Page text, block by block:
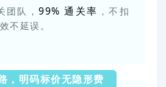
团队，99% 通关率 ，不扣
不延误。
，明码标价无隐形费